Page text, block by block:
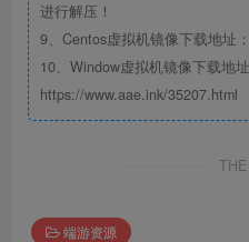
进行解压！
9、Centos虚拟机镜像下载地址
10、Window虚拟机镜像下载地址
https://www.aae.ink/35207.html
端游资源